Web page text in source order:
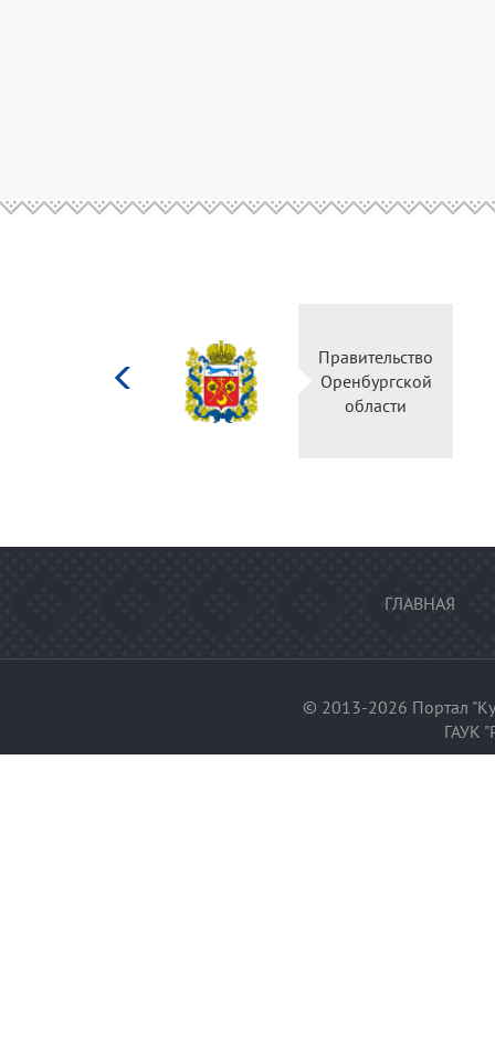
культуры
Российской
Правительство
Оренбургской
области
ГЛАВНАЯ
© 2013-2026 Портал
ГАУК